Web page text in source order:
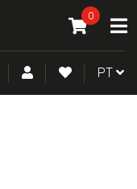
0
O MEU
ITEM(S) -
PESQUISACONTA DEFAZER
PT